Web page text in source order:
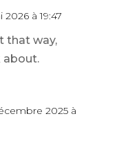
2026 à 19:47
that way,
about.
2025 à